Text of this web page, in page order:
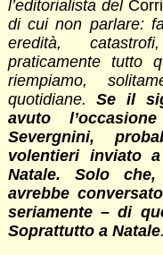
l’editorialista del
di cui non parlare:
eredità,
praticamente tutto
riempiamo,
quotidiane.Se il
avuto
Severgnini,
volentieri inviato
Natale. Solo
avrebbe
seriamente – di
Soprattutto a Natale.